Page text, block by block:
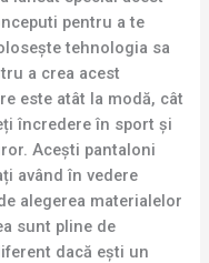
pentru a te
tehnologia sa
a crea acest
este atât la modă, cât
încredere în sport și
Acești pantaloni
având în vedere
alegerea materialelor
sunt pline de
dacă ești un